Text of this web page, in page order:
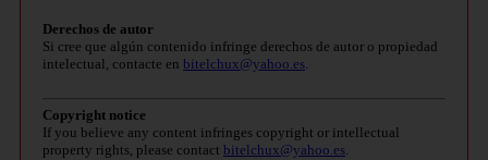
Derechos de autor
Si cree que algún contenido infringe derechos de autor o propiedad
intelectual, contacte en bitelchux@yahoo.es.
Copyright notice
If you believe any content infringes copyright or intellectual
property rights, please contact bitelchux@yahoo.es.